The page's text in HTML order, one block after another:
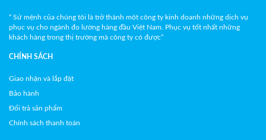
“ Sứ mệnh của chúng tôi là trở thành một công ty kinh doanh những dịch vụ
phục vụ cho ngành đo lường hàng đầu Việt Nam. Phục vụ tốt nhất những
khách hàng trong thị trường mà công ty có được”
CHÍNH SÁCH
Giao nhận và lắp đặt
Bảo hành
Đổi trả sản phẩm
Chính sách thanh toán